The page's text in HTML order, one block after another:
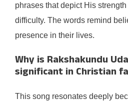
phrases that depict His
difficulty. The words remind
presence in their lives.
Why is Rakshakundu
significant in Christian
This song resonates deeply